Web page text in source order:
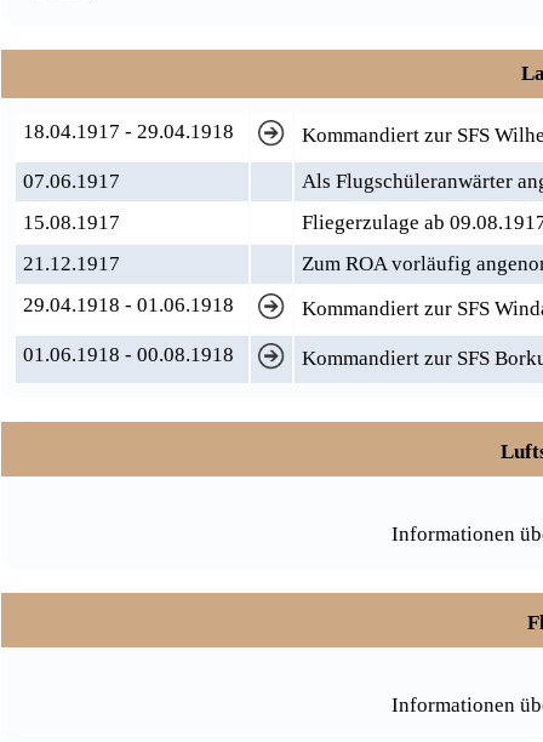
18.04.1917 - 29.04.1918
Kommandiert zur SFS
07.06.1917
Als Flugschüleranwärter
15.08.1917
Fliegerzulage ab
21.12.1917
Zum ROA vorläufig
29.04.1918 - 01.06.1918
Kommandiert zur SFS
01.06.1918 - 00.08.1918
Kommandiert zur SFS
Informationen
Informationen